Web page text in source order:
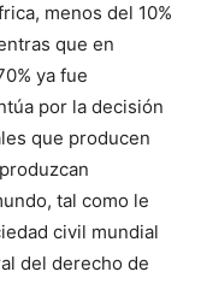
menos del 10%
que en
ya fue
por la decisión
que producen
tal como le
civil mundial
del derecho de